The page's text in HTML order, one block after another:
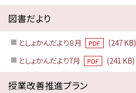
図書だより
としょかんだより８月 PDF
(247 KB)
としょかんだより7月
PDF (241 KB)
授業改善推進プラン